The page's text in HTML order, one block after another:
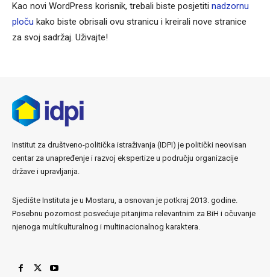
Kao novi WordPress korisnik, trebali biste posjetiti nadzornu
ploču kako biste obrisali ovu stranicu i kreirali nove stranice
za svoj sadržaj. Uživajte!
Institut za društveno-politička istraživanja (IDPI) je politički neovisan
centar za unapređenje i razvoj ekspertize u području organizacije
države i upravljanja.
Sjedište Instituta je u Mostaru, a osnovan je potkraj 2013. godine.
Posebnu pozornost posvećuje pitanjima relevantnim za BiH i očuvanje
njenoga multikulturalnog i multinacionalnog karaktera.